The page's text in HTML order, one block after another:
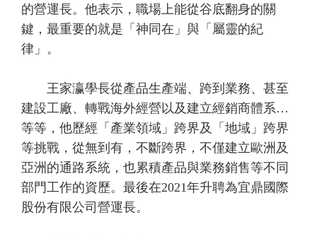
的營運長。他表示，職場上能從谷底翻身的關
鍵，最重要的就是「神同在」與「屬靈的紀
律」。
王家瀛學長從產品生產端、跨到業務、甚至
建設工廠、轉戰海外經營以及建立經銷商體系…
等等，他歷經「產業領域」跨界及「地域」跨界
等挑戰，從無到有，不斷跨界，不僅建立歐洲及
亞洲的通路系統，也累積產品與業務銷售等不同
部門工作的資歷。最後在2021年升聘為宜鼎國際
股份有限公司營運長。